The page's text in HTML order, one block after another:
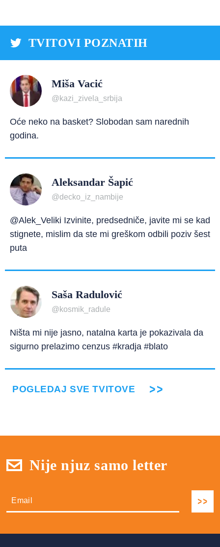
TVITOVI POZNATIH
Miša Vacić
@kazi_zivela_srbija
Oće neko na basket? Slobodan sam narednih
godina.
Aleksandar Šapić
@decko_iz_nambije
@Alek_Veliki Izvinite, predsedniče, javite mi se kad
stignete, mislim da ste mi greškom odbili poziv šest
puta
Saša Radulović
@kosmik_radule
Ništa mi nije jasno, natalna karta je pokazivala da
sigurno prelazimo cenzus #kradja #blato
POGLEDAJ SVE TVITOVE
Nije njuz samo letter